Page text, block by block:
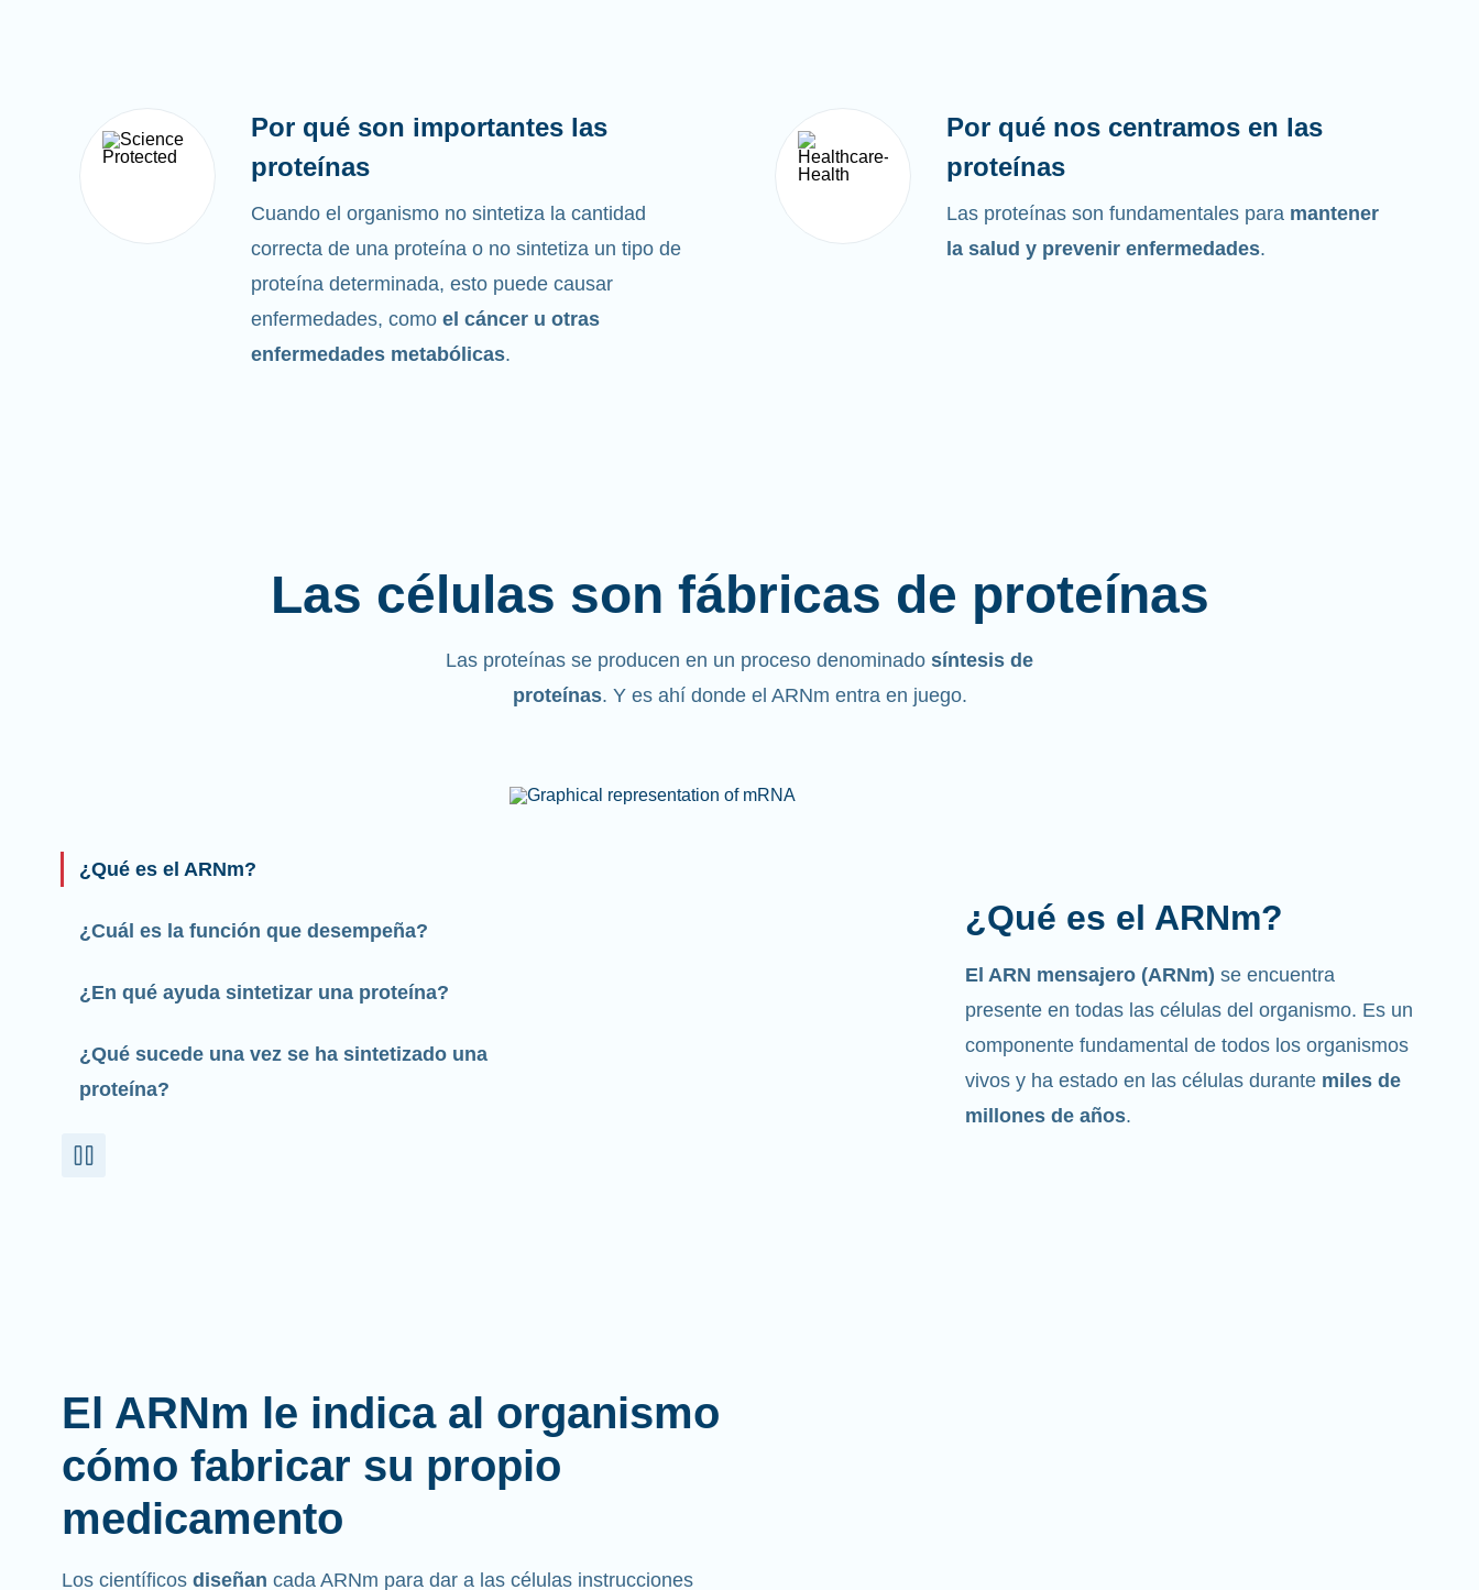
Por qué son importantes las
proteínas
Cuando el organismo no sintetiza la cantidad
correcta de una proteína o no sintetiza un tipo de
proteína determinada, esto puede causar
enfermedades, como el cáncer u otras
enfermedades metabólicas.
Por qué nos centramos en las
proteínas
Las proteínas son fundamentales para mantener
la salud y prevenir enfermedades.
Las células son fábricas de proteínas
Las proteínas se producen en un proceso denominado síntesis de
proteínas. Y es ahí donde el ARNm entra en juego.
¿Qué es el ARNm?
¿Cuál es la función que desempeña?
¿En qué ayuda sintetizar una proteína?
¿Qué sucede una vez se ha sintetizado una
proteína?
¿Qué es el ARNm?
El ARN mensajero (ARNm)se encuentra
presente en todas las células del organismo. Es un
componente fundamental de todos los organismos
vivos y ha estado en las células durante miles de
millones de años.
El ARNm le indica al organismo
cómo fabricar su propio
medicamento
Los científicos diseñan cada ARNm para dar a las células instrucciones